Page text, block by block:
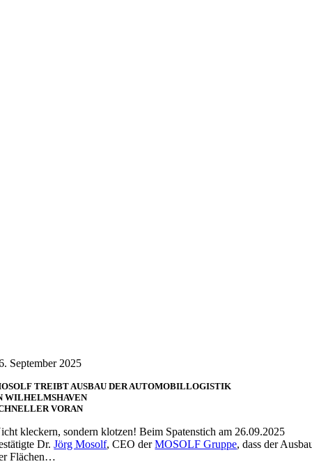
September 2025
TREIBT AUSBAU DER AUTOMOBILLOGISTIK
WILHELMSHAVEN
VORAN
kleckern, sondern klotzen! Beim Spatenstich am 26.09.2025
Dr.Jörg Mosolf, CEO derMOSOLF Gruppe, dass der
Flächen…